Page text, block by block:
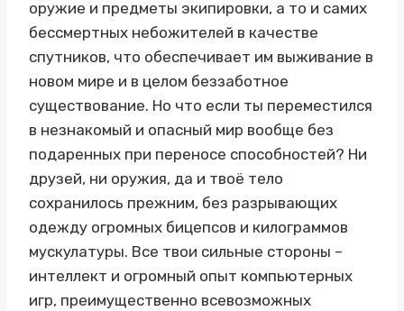
оружие и предметы экипировки, а то и самих
бессмертных небожителей в качестве
спутников, что обеспечивает им выживание в
новом мире и в целом беззаботное
существование. Но что если ты переместился
в незнакомый и опасный мир вообще без
подаренных при переносе способностей? Ни
друзей, ни оружия, да и твоё тело
сохранилось прежним, без разрывающих
одежду огромных бицепсов и килограммов
мускулатуры. Все твои сильные стороны –
интеллект и огромный опыт компьютерных
игр, преимущественно всевозможных